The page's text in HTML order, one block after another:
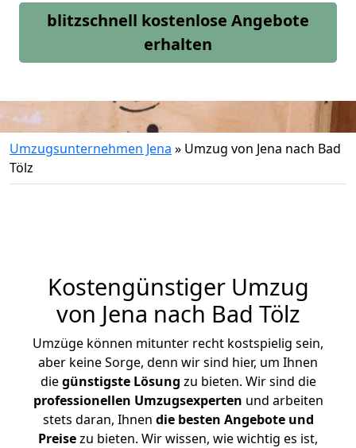
blitzschnell kostenlose Angebote
erhalten
Umzugsunternehmen Jena » Umzug von Jena nach Bad
Tölz
Kostengünstiger Umzug
von Jena nach Bad Tölz
Umzüge können mitunter recht kostspielig sein,
aber keine Sorge, denn wir sind hier, um Ihnen
diegünstigste Lösung zu bieten. Wir sind die
professionellen Umzugsexperten und arbeiten
stets daran, Ihnen die besten Angebote und
Preisezu bieten. Wir wissen, wie wichtig es ist,